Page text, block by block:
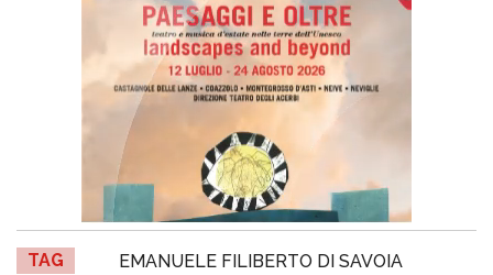
TAG
EMANUELE FILIBERTO DI SAVOIA